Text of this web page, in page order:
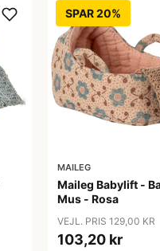
SPAR 20%
MAILEG
Maileg Babylift -
Mus - Rosa
VEJL. PRIS 129,00 KR
103,20 kr